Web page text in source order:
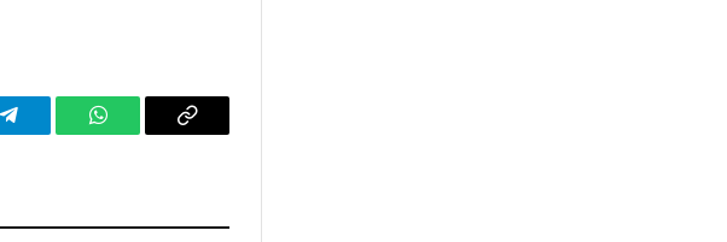
Telegram WhatsAppCopy